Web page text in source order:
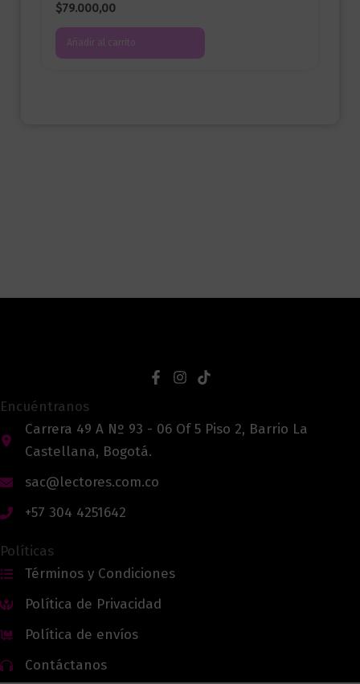
$79.000,00
Añadir al carrito
Encuéntranos
Carrera 49 A Nº 93 - 06 Of 5 Piso 2, Barrio La
Castellana, Bogotá.
sac@lectores.com.co
+57 304 4251642
Políticas
Términos y Condiciones
Política de Privacidad
Política de envíos
Contáctanos